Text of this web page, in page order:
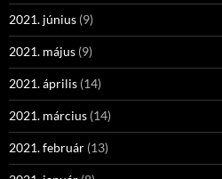
2021. június (9)
2021. május (9)
2021. április (14)
2021. március (14)
2021. február (13)